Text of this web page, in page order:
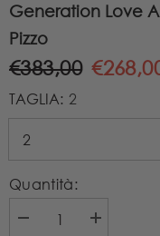
Generation Love
Pizzo
€383,00
TAGLIA: 2
Quantità:
Diminuire
Aumenta